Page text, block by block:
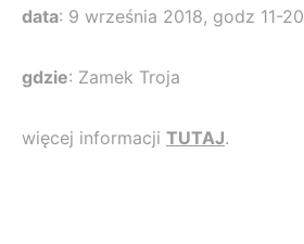
data: 9 września 2018, godz 11-20
gdzie: Zamek Troja
więcej informacji TUTAJ.